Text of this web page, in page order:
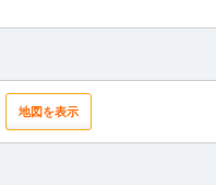
地図を表示